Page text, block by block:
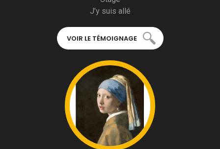
J’y suis allé
VOIR LE TÉMOIGNAGE